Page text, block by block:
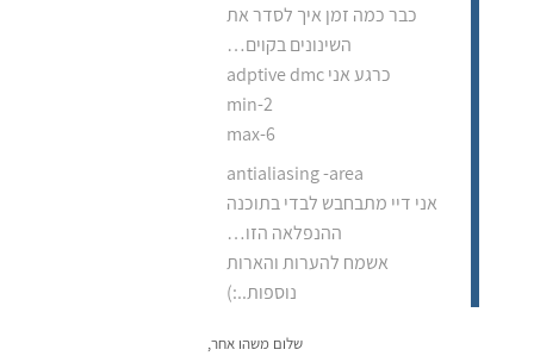
כבר כמה זמן איך לסדר את
השינונים בקוים…
כרגע אני adptive dmc
min-2
max-6
antialiasing -area
אני דיי מתבחבש לבדי בתוכנה
ההנפלאה הזו…
אשמח להערות והארות
נוספות..:)
שלום משהו אחר,